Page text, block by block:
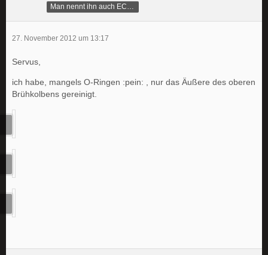
Man nennt ihn auch ECAMike
27. November 2012 um 13:17
Servus,
ich habe, mangels O-Ringen :pein: , nur das Äußere des oberen
Brühkolbens gereinigt.